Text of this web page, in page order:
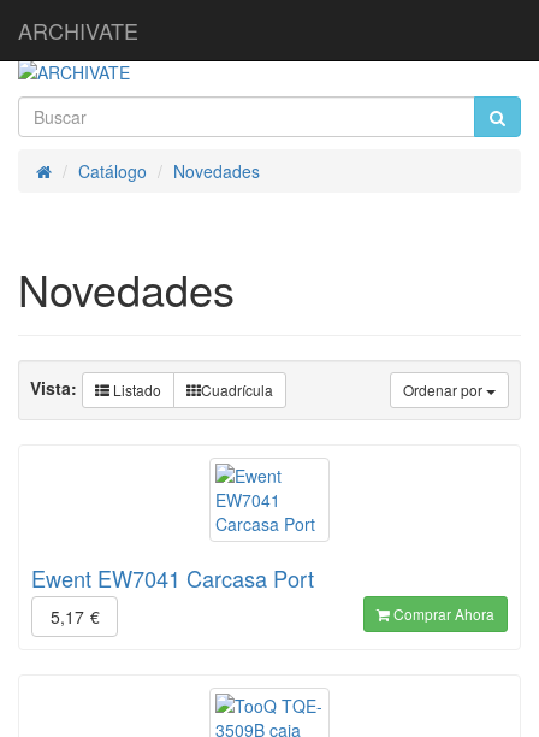
ARCHIVATE
InicioCatálogo Novedades
Novedades
Ordenar por
Vista: Listado Cuadrícula
Ewent EW7041 Carcasa Port
5,17 € Comprar Ahora